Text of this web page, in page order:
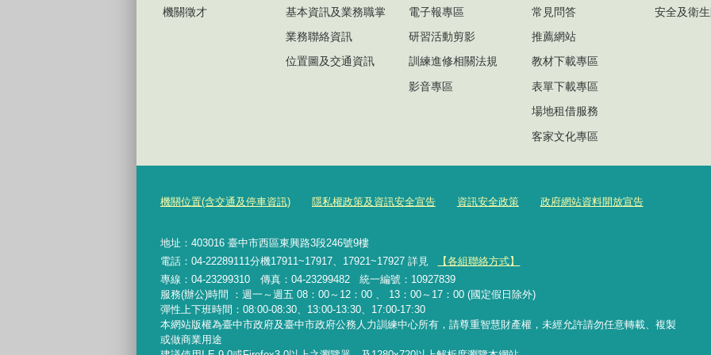
機關徵才
基本資訊及業務職掌
業務聯絡資訊
位置圖及交通資訊
電子報專區
研習活動剪影
訓練進修相關法規
影音專區
常見問答
推薦網站
教材下載專區
表單下載專區
場地租借服務
客家文化專區
安全及衛
機關位置(含交通及停車資訊) 隱私權政策及資訊安全宣告 資訊安全政策 政府網站資料開放宣告
地址：403016 臺中市西區東興路3段246號9樓
電話：04-22289111分機17911~17917、17921~17927 詳見
【各組聯絡方式】
專線：04-23299310 傳真：04-23299482 統一編號：10927839
服務(辦公)時間 ：週一～週五 08：00～12：00 、 13：00～17：00 (國定假日除外)
彈性上下班時間：08:00-08:30、13:00-13:30、17:00-17:30
本網站版權為臺中市政府及臺中市政府公務人力訓練中心所有，請尊重智慧財產權，未經允許請勿任意轉載、複製
或做商業用途